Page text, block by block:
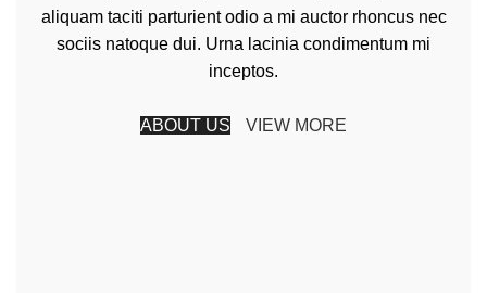
aliquam taciti parturient odio a mi auctor rhoncus nec
sociis natoque dui. Urna lacinia condimentum mi
inceptos.
ABOUT US VIEW MORE